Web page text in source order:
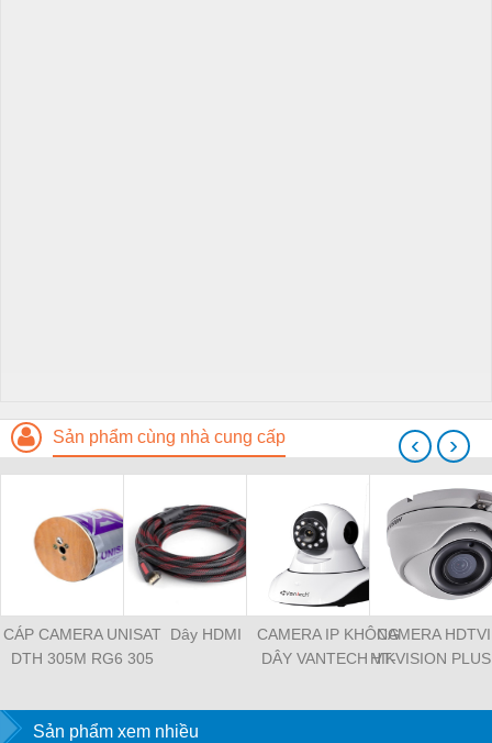
Sản phẩm cùng nhà cung cấp
CÁP CAMERA UNISAT
DTH 305M RG6 305
Dây HDMI
CAMERA IP KHÔNG
DÂY VANTECH VT-
CAMERA
HIKVISION
‹ ›
Sản phẩm xem nhiều